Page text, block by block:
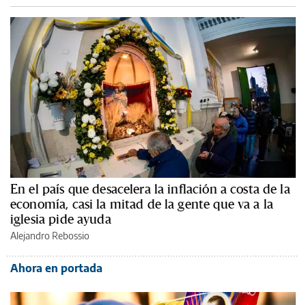
En el país que desacelera la inflación a costa de la
economía, casi la mitad de la gente que va a la
iglesia pide ayuda
Alejandro Rebossio
Ahora en portada